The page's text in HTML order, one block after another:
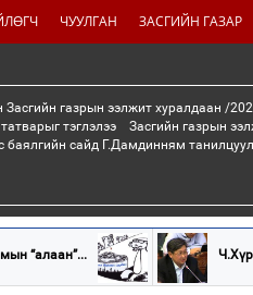
ЧУУЛГАН ЗАСГИЙН ГАЗАР
газрын ээлжит хуралдаан /
тэглэлээ Засгийн газрын
баялгийн сайд Г.Дамдинням
“алаан”...